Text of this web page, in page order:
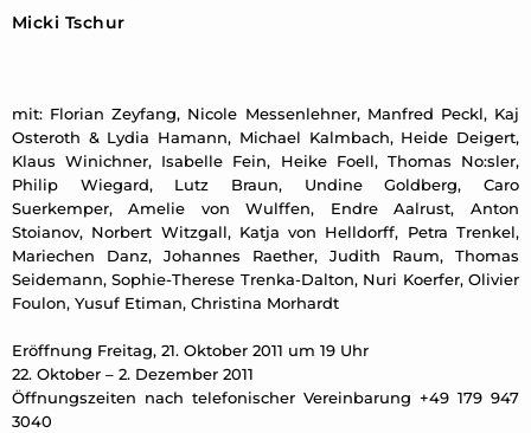
Micki Tschur
mit: Florian Zeyfang, Nicole Messenlehner, Manfred Peckl, Kaj
Osteroth & Lydia Hamann, Michael Kalmbach, Heide Deigert,
Klaus Winichner, Isabelle Fein, Heike Foell, Thomas No:sler,
Philip Wiegard, Lutz Braun, Undine Goldberg, Caro
Suerkemper, Amelie von Wulffen, Endre Aalrust, Anton
Stoianov, Norbert Witzgall, Katja von Helldorff, Petra Trenkel,
Mariechen Danz, Johannes Raether, Judith Raum, Thomas
Seidemann, Sophie-Therese Trenka-Dalton, Nuri Koerfer, Olivier
Foulon, Yusuf Etiman, Christina Morhardt
Eröffnung Freitag, 21. Oktober 2011 um 19 Uhr
22. Oktober – 2. Dezember 2011
Öffnungszeiten nach telefonischer Vereinbarung +49 179 947
3040